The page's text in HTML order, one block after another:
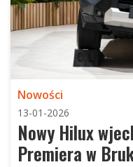
Nowości
13-01-2026
Nowy Hilux
Premiera w